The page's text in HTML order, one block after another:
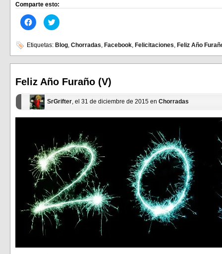
Comparte esto:
Haz
clic
en
Facebook
(Se
abre
ventana
nueva)
Haz
clic
en
Twitter
(Se
abre
ventana
nueva)
Etiquetas: Blog, Chorradas, Facebook, Felicitaciones, Feliz Año
Feliz Año Furaño (V)
SrGrifter, el 31 de diciembre de 2015 en Chorradas